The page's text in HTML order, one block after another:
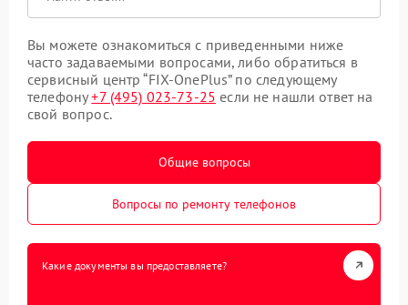
Вы можете ознакомиться с приведенными ниже
часто задаваемыми вопросами, либо обратиться в
сервисный центр “FIX-OnePlus” по следующему
телефону+7 (495) 023-73-25 если не нашли ответ на
свой вопрос.
Общие вопросы
Вопросы по ремонту телефонов
Какие документы вы предоставляете?